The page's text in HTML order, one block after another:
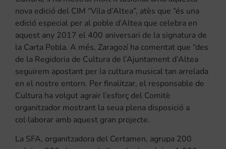
nova edició del CIM “Vila d’Altea”, atès que “és una
edició especial per al poble d’Altea que celebra en
aquest any 2017 el 400 aniversari de la signatura de
la Carta Pobla. A més, Zaragozí ha comentat que “des
de la Regidoria de Cultura de l’Ajuntament d’Altea
seguirem apostant per la cultura musical tan arrelada
en el nostre entorn. Per finalitzar, el responsable de
Cultura ha volgut agrair l’esforç del Comitè
organitzador mostrant la seua plena disposició a
col·laborar amb aquest gran projecte.
La SFA, organitzadora del Certamen, agrupa 200